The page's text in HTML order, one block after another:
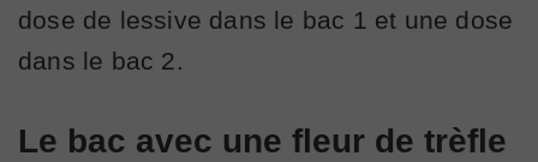
dose de lessive dans le bac 1 et une dose
dans le bac 2.
Le bac avec une fleur de trèfle